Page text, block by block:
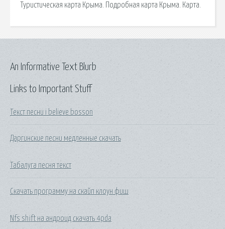
Туристическая карта Крыма. Подробная карта Крыма. Карта.
Links to Important Stuff
Текст песни i believe bosson
Даргинские песни медленные скачать
Табалуга песня текст
Скачать программу на скайп клоун фиш
Nfs shift на андроид скачать 4pda
An Informative Text Blurb